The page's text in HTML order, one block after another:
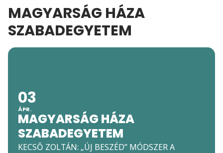
MAGYARSÁG HÁZA
SZABADEGYETEM
03
ÁPR.
MAGYARSÁG HÁZA
SZABADEGYETEM
KECSŐ ZOLTÁN: „ÚJ BESZÉD” MÓDSZER A